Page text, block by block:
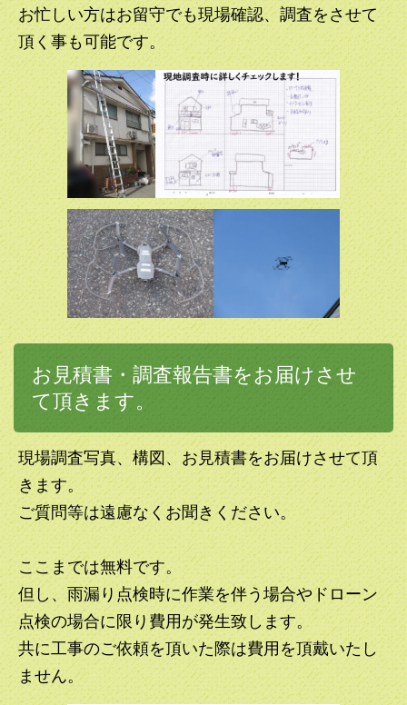
お忙しい方はお留守でも現場確認、調査をさせて
頂く事も可能です。
お見積書・調査報告書をお届けさせ
て頂きます。
現場調査写真、構図、お見積書をお届けさせて頂
きます。
ご質問等は遠慮なくお聞きください。
ここまでは無料です。
但し、雨漏り点検時に作業を伴う場合やドローン
点検の場合に限り費用が発生致します。
共に工事のご依頼を頂いた際は費用を頂戴いたし
ません。